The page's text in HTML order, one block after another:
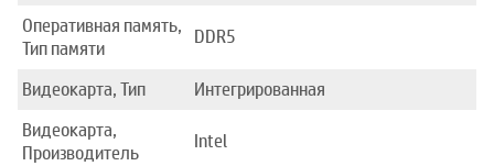
Оперативная память,
Тип памяти
DDR5
Видеокарта, Тип
Интегрированная
Видеокарта,
Производитель
Intel